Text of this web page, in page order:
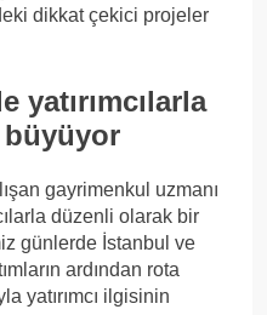
dikkat çekici projeler
yatırımcılarla
gayrimenkul uzmanı
düzenli olarak bir
günlerde İstanbul ve
ardından rota
yatırımcı ilgisinin